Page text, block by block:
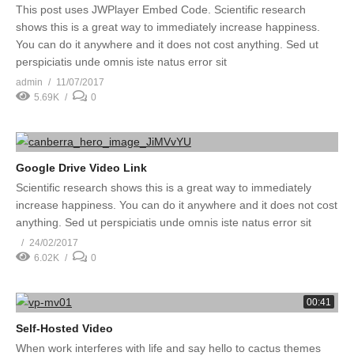
This post uses JWPlayer Embed Code. Scientific research
shows this is a great way to immediately increase happiness.
You can do it anywhere and it does not cost anything. Sed ut
perspiciatis unde omnis iste natus error sit
admin
11/07/2017
5.69K
0
Google Drive Video Link
Scientific research shows this is a great way to immediately
increase happiness. You can do it anywhere and it does not cost
anything. Sed ut perspiciatis unde omnis iste natus error sit
24/02/2017
6.02K
0
00:41
Self-Hosted Video
When work interferes with life and say hello to cactus themes